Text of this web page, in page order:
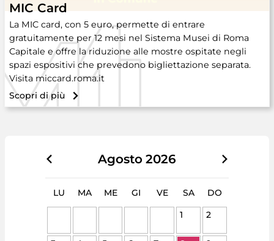
MIC Card
La MIC card, con 5 euro, permette di entrare
gratuitamente per 12 mesi nel Sistema Musei di Roma
Capitale e offre la riduzione alle mostre ospitate negli
spazi espositivi che prevedono bigliettazione separata.
Visita miccard.roma.it
Scopri di più
Agosto 2026
LU MA ME GI VE SA
DO
1
2